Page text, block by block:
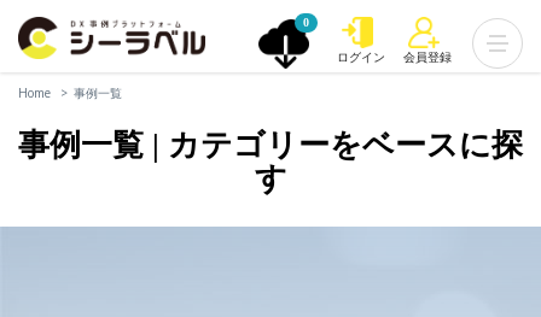
0
ログイン 会員登録
Home 事例一覧
事例一覧 | カテゴリーをベースに探
す